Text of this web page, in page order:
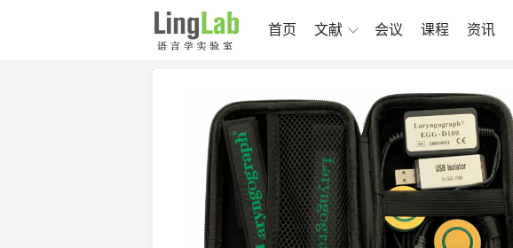
首页 文献 会议 课程 资讯